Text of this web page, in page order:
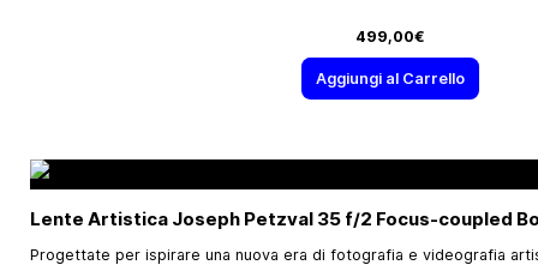
499,00€
Aggiungi al Carrello
Lente Artistica Joseph Petzval 35 f/2 Focus-coupled
Progettate per ispirare una nuova era di fotografia e videografia